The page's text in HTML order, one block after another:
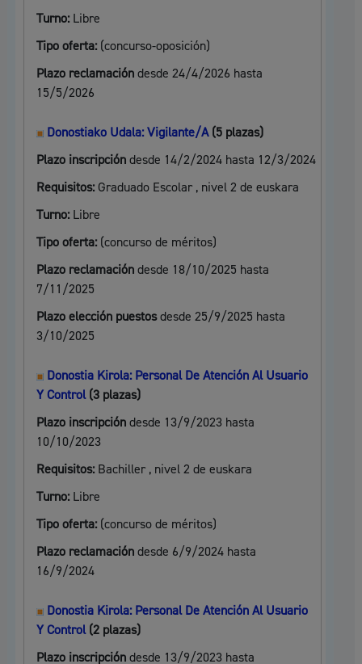
Turno: Libre
Tipo oferta: (concurso-oposición)
Plazo reclamacióndesde 24/4/2026 hasta
15/5/2026
Donostiako Udala: Vigilante/A(5 plazas)
Plazo inscripción desde 14/2/2024 hasta 12/3/2024
Requisitos: Graduado Escolar , nivel 2 de euskara
Turno: Libre
Tipo oferta: (concurso de méritos)
Plazo reclamacióndesde 18/10/2025 hasta
7/11/2025
Plazo elección puestosdesde 25/9/2025 hasta
3/10/2025
Donostia Kirola: Personal De Atención Al Usuario
Y Control(3 plazas)
Plazo inscripción desde 13/9/2023 hasta
10/10/2023
Requisitos: Bachiller , nivel 2 de euskara
Turno: Libre
Tipo oferta: (concurso de méritos)
Plazo reclamacióndesde 6/9/2024 hasta
16/9/2024
Donostia Kirola: Personal De Atención Al Usuario
Y Control(2 plazas)
Plazo inscripción desde 13/9/2023 hasta